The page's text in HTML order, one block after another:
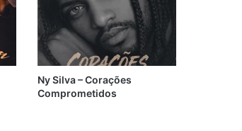
Ny Silva – Corações
Comprometidos